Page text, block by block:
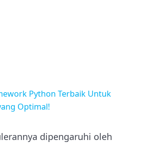
Python Terbaik Untuk
Optimal!
dipengaruhi oleh